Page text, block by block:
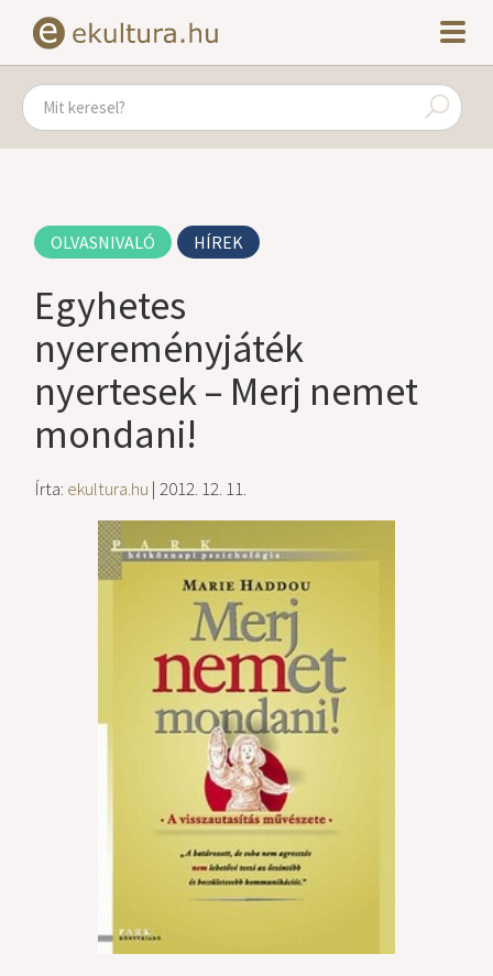
OLVASNIVALÓ HÍREK
Egyhetes
nyereményjáték
nyertesek – Merj nemet
mondani!
Írta: ekultura.hu | 2012. 12. 11.